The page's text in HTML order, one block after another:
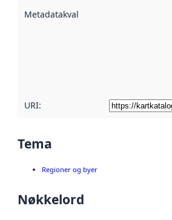
Metadatakvalitet
URI:
Tema
Regioner og byer
Nøkkelord